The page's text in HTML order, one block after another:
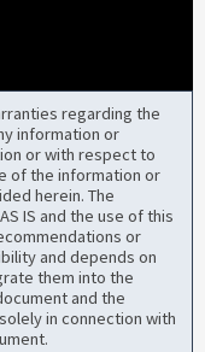
regarding the
information or
or with respect to
of the information or
herein. The
IS and the use of this
or
and depends on
them into the
and the
in connection with